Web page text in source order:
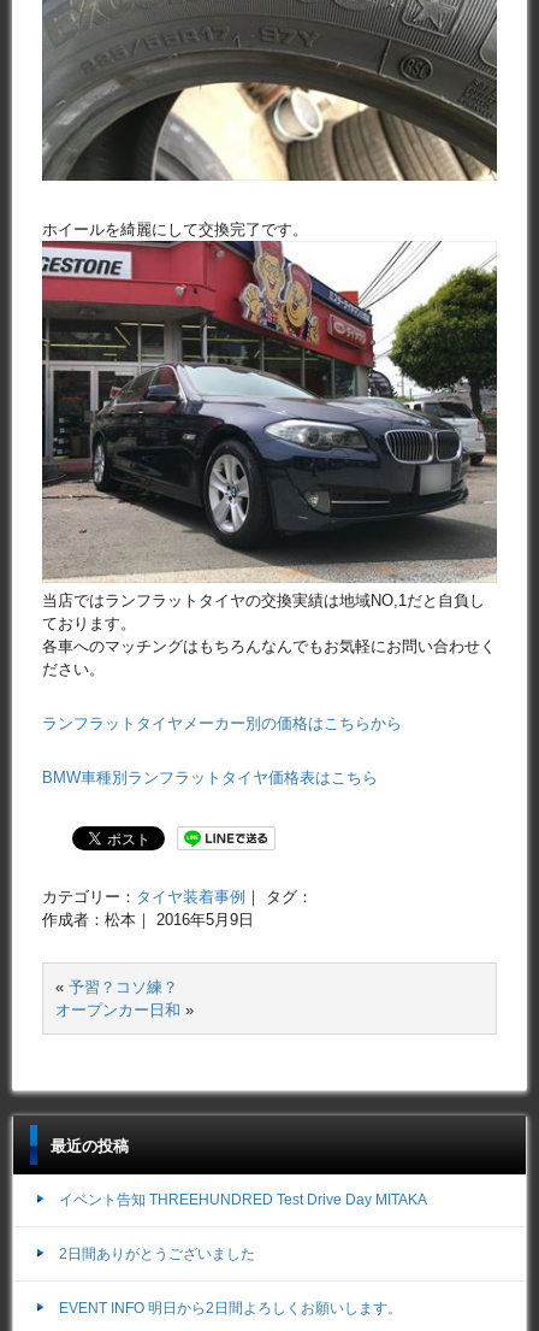
ホイールを綺麗にして交換完了です。
当店ではランフラットタイヤの交換実績は地域NO,1だと自負し
ております。
各車へのマッチングはもちろんなんでもお気軽にお問い合わせく
ださい。
ランフラットタイヤメーカー別の価格はこちらから
BMW車種別ランフラットタイヤ価格表はこちら
カテゴリー： タイヤ装着事例 ｜ タグ：
作成者：松本｜ 2016年5月9日
« 予習？コソ練？
オープンカー日和 »
最近の投稿
イベント告知 THREEHUNDRED Test Drive Day MITAKA
2日間ありがとうございました
EVENT INFO 明日から2日間よろしくお願いします。